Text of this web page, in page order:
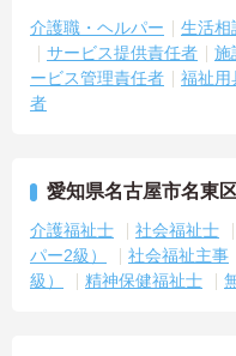
介護職・ヘルパー 生活相
サービス提供責任者
施
ービス管理責任者
福祉用
者
愛知県名古屋市名東
介護福祉士 社会福祉士
パー2級）
社会福祉主事
級）
精神保健福祉士